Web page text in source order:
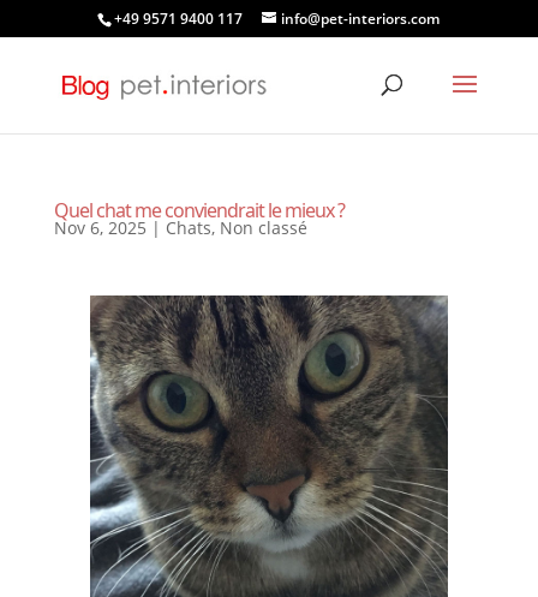
+49 9571 9400 117 info@pet-interiors.com
Quel chat me conviendrait le mieux ?
Nov 6, 2025 | Chats, Non classé